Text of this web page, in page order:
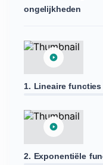
ongelijkheden
1. Lineaire functies
2. Exponentiële